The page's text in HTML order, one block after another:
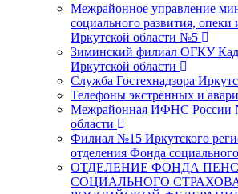
Межрайонное управление
социального развития, опеки
Иркутской области №5
Зиминский филиал ОГКУ
Иркутской области
Служба Гостехнадзора
Телефоны экстренных и
Межрайонная ИФНС России
области
Филиал №15 Иркутского
отделения Фонда
ОТДЕЛЕНИЕ ФОНДА
СОЦИАЛЬНОГО